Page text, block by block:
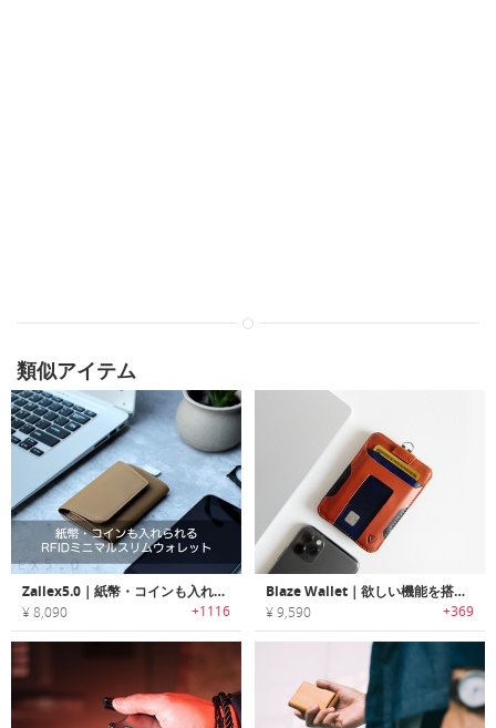
類似アイテム
Zallex5.0｜紙幣・コインも入れられるRFIDミニマルスリムウォレット「ザレックス5.0」
¥ 8,090 +1116
Blaze Wallet｜欲しい機能を搭載したミニマルデザインウォレット「ブレイズウォレット」
¥ 9,590 +369